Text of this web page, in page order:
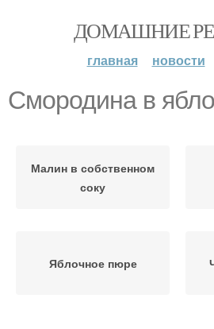
ДОМАШНИЕ
главная новости
Смородина в
Малин в собственном
соку
Яблочное пюре